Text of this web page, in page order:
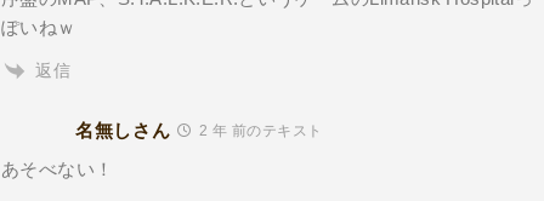
ぽいねｗ
返信
名無しさん 2 年 前のテキスト
あそべない！